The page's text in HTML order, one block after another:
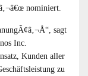
nominiert.
sagt
Inc.
Kunden aller
zu